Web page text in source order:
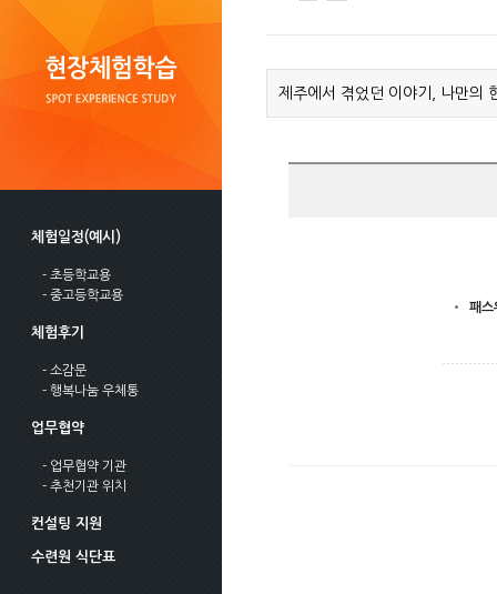
체험일정(예시)
- 초등학교용
- 중고등학교용
체험후기
- 소감문
- 행복나눔 우체통
업무협약
- 업무협약 기관
- 추천기관 위치
컨설팅 지원
수련원 식단표
제주에서 겪었던 이야기, 나만의
패스